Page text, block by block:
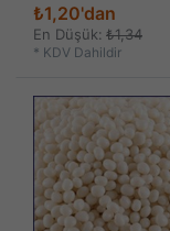
₺1,20'dan
En Düşük: ₺1,34
* KDV Dahildir